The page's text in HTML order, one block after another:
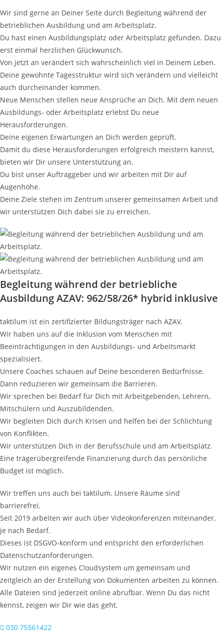
Wir sind gerne an Deiner Seite durch Begleitung während der
betrieblichen Ausbildung und am Arbeitsplatz.
Du hast einen Ausbildungsplatz oder Arbeitsplatz gefunden. Dazu
erst einmal herzlichen Glückwunsch.
Von jetzt an verändert sich wahrscheinlich viel in Deinem Leben.
Deine gewohnte Tagesstruktur wird sich verändern und vielleicht
auch durcheinander kommen.
Neue Menschen stellen neue Ansprüche an Dich. Mit dem neuen
Ausbildungs- oder Arbeitsplatz erlebst Du neue
Herausforderungen.
Deine eigenen Erwartungen an Dich werden geprüft.
Damit du diese Herausforderungen erfolgreich meistern kannst,
bieten wir Dir unsere Unterstützung an.
Du bist unser Auftraggeber und wir arbeiten mit Dir auf
Augenhöhe.
Deine Ziele stehen im Zentrum unserer gemeinsamen Arbeit und
wir unterstützen Dich dabei sie zu erreichen.
Begleitung während der betriebliche
Ausbildung AZAV: 962/58/26* hybrid inklusive
taktilum ist ein zertifizierter Bildungsträger nach AZAV.
Wir haben uns auf die Inklusion vom Menschen mit
Beeinträchtigungen in den Ausbildungs- und Arbeitsmarkt
spezialisiert.
Unsere Coaches schauen auf Deine besonderen Bedürfnisse.
Dann reduzieren wir gemeinsam die Barrieren.
Wir sprechen bei Bedarf für Dich mit Arbeitgebenden, Lehrern,
Mitschülern und Auszubildenden.
Wir begleiten Dich durch Krisen und helfen bei der Schlichtung
von Konflikten.
Wir unterstützen Dich in der Berufsschule und am Arbeitsplatz.
Eine trägerübergreifende Finanzierung durch das persönliche
Budget ist möglich.
Wir treffen uns auch bei taktilum. Unsere Räume sind
barrierefrei.
Seit 2019 arbeiten wir auch über Videokonferenzen miteinander,
je nach Bedarf.
Dieses ist DSGVO-konform und entspricht den erforderlichen
Datenschutzanforderungen.
Wir nutzen ein eigenes Cloudsystem um gemeinsam und
zeitgleich an der Erstellung von Dokumenten arbeiten zu können.
Alle Dateien sind jederzeit online abrufbar. Wenn Du das nicht
kennst, zeigen wir Dir wie das geht.
030 75561422